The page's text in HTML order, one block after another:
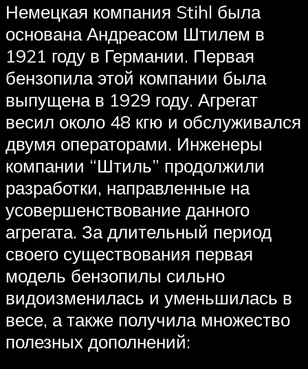
Немецкая компания Stihl была
основана Андреасом Штилем в
1921 году в Германии. Первая
бензопила этой компании была
выпущена в 1929 году. Агрегат
весил около 48 кгю и обслуживался
двумя операторами. Инженеры
компании “Штиль” продолжили
разработки, направленные на
усовершенствование данного
агрегата. За длительный период
своего существования первая
модель бензопилы сильно
видоизменилась и уменьшилась в
весе, а также получила множество
полезных дополнений: